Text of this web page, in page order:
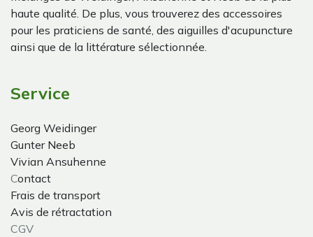
haute qualité. De plus, vous trouverez des accessoires
pour les praticiens de santé, des aiguilles d'acupuncture
ainsi que de la littérature sélectionnée.
Service
Georg Weidinger
Gunter Neeb
Vivian Ansuhenne
Contact
Frais de transport
Avis de rétractation
CGV